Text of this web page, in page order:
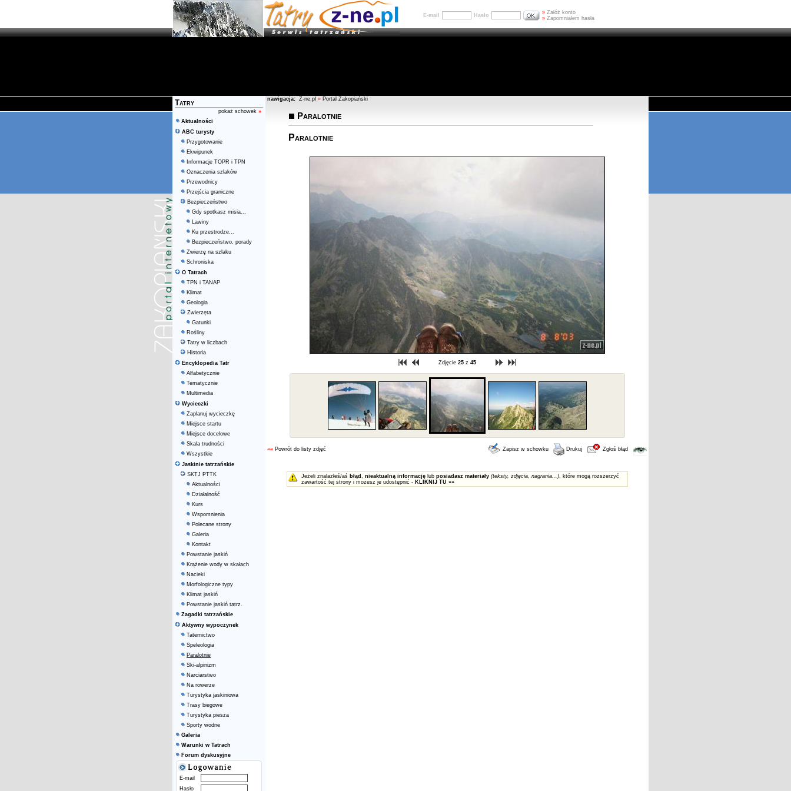
E-mail Hasło » Załóż konto
» Zapomniałem hasła
Tatry
pokaż schowek »
Aktualności
ABC turysty
Przygotowanie
Ekwipunek
Informacje TOPR i TPN
Oznaczenia szlaków
Przewodnicy
Przejścia graniczne
Bezpieczeństwo
Gdy spotkasz misia...
Lawiny
Ku przestrodze...
Bezpieczeństwo, porady
Zwierzę na szlaku
Schroniska
O Tatrach
TPN i TANAP
Klimat
Geologia
Zwierzęta
Gatunki
Rośliny
Tatry w liczbach
Historia
Encyklopedia Tatr
Alfabetycznie
Tematycznie
Multimedia
Wycieczki
Zaplanuj wycieczkę
Miejsce startu
Miejsce docelowe
Skala trudności
Wszystkie
Jaskinie tatrzańskie
SKTJ PTTK
Aktualności
Działalność
Kurs
Wspomnienia
Polecane strony
Galeria
Kontakt
Powstanie jaskiń
Krążenie wody w skałach
Nacieki
Morfologiczne typy
Klimat jaskiń
Powstanie jaskiń tatrz.
Zagadki tatrzańskie
Aktywny wypoczynek
Taternictwo
Speleologia
Paralotnie
Ski-alpinizm
Narciarstwo
Na rowerze
Turystyka jaskiniowa
Trasy biegowe
Turystyka piesza
Sporty wodne
Galeria
Warunki w Tatrach
Forum dyskusyjne
E-mail
Hasło
nawigacja: Z-ne.pl » Portal Zakopiański
Paralotnie
Paralotnie
Zdjęcie 25z 45
«« Powrót do listy zdjęć Zapisz w schowku Drukuj Zgłoś błąd
Jeżeli znalazłeś/aś błąd , nieaktualną informacjęlub posiadasz materiały (teksty, zdjęcia, nagrania...), które mogą rozszerzyć
zawartość tej strony i możesz je udostępnić - KLIKNIJ TU »»